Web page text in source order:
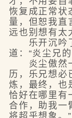
恢复成正常状
量，但恕我直
远也别想有太
乐开沉吟了
道：“炎尘兄
炎尘傲然一
历，乐兄想必
炼，最终，也
恰好在哪里有
合作，助我一
将超乎想象。”